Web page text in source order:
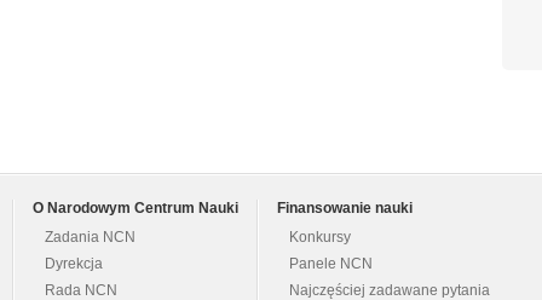
O Narodowym Centrum Nauki
Zadania NCN
Dyrekcja
Rada NCN
Finansowanie nauki
Konkursy
Panele NCN
Najczęściej zadawane pytania